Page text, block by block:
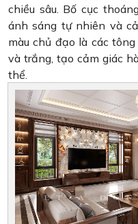
chiều sâu. Bố cục
ánh sáng tự nhiên và
màu chủ đạo là các
và trắng, tạo cảm giác
thể.